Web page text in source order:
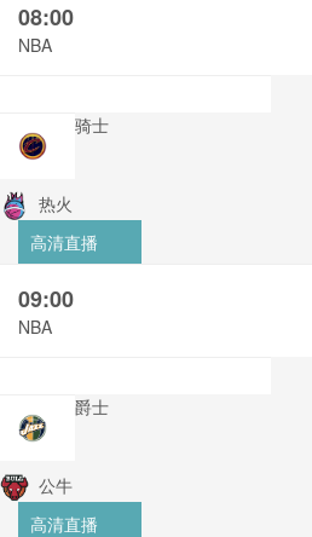
08:00
NBA
骑士
热火
高清直播
09:00
NBA
爵士
公牛
高清直播